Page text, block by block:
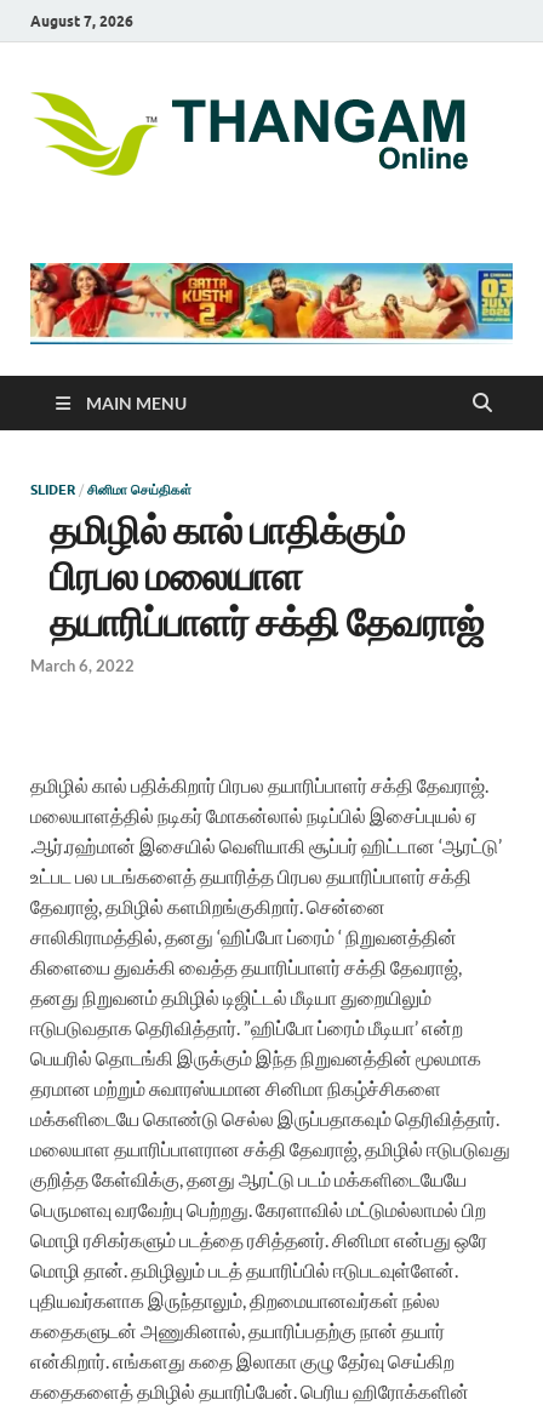
August 7, 2026
MAIN MENU
SLIDER / சினிமா செய்திகள்
தமிழில் கால் பாதிக்கும்
பிரபல மலையாள
தயாரிப்பாளர் சக்தி தேவராஜ்
March 6, 2022
தமிழில் கால் பதிக்கிறார் பிரபல தயாரிப்பாளர் சக்தி தேவராஜ்.
மலையாளத்தில் நடிகர் மோகன்லால் நடிப்பில் இசைப்புயல் ஏ
.ஆர்.ரஹ்மான் இசையில் வெளியாகி சூப்பர் ஹிட்டான ‘ஆரட்டு’
உட்பட பல படங்களைத் தயாரித்த பிரபல தயாரிப்பாளர் சக்தி
தேவராஜ், தமிழில் களமிறங்குகிறார். சென்னை
சாலிகிராமத்தில், தனது ‘ஹிப்போ ப்ரைம் ‘ நிறுவனத்தின்
கிளையை துவக்கி வைத்த தயாரிப்பாளர் சக்தி தேவராஜ்,
தனது நிறுவனம் தமிழில் டிஜிட்டல் மீடியா துறையிலும்
ஈடுபடுவதாக தெரிவித்தார். ”ஹிப்போ ப்ரைம் மீடியா’ என்ற
பெயரில் தொடங்கி இருக்கும் இந்த நிறுவனத்தின் மூலமாக
தரமான மற்றும் சுவாரஸ்யமான சினிமா நிகழ்ச்சிகளை
மக்களிடையே கொண்டு செல்ல இருப்பதாகவும் தெரிவித்தார்.
மலையாள தயாரிப்பாளரான சக்தி தேவராஜ், தமிழில் ஈடுபடுவது
குறித்த கேள்விக்கு, தனது ஆரட்டு படம் மக்களிடையேயே
பெருமளவு வரவேற்பு பெற்றது. கேரளாவில் மட்டுமல்லாமல் பிற
மொழி ரசிகர்களும் படத்தை ரசித்தனர். சினிமா என்பது ஒரே
மொழி தான். தமிழிலும் படத் தயாரிப்பில் ஈடுபடவுள்ளேன்.
புதியவர்களாக இருந்தாலும், திறமையானவர்கள் நல்ல
கதைகளுடன் அணுகினால், தயாரிப்பதற்கு நான் தயார்
என்கிறார். எங்களது கதை இலாகா குழு தேர்வு செய்கிற
கதைகளைத் தமிழில் தயாரிப்பேன். பெரிய ஹிரோக்களின்